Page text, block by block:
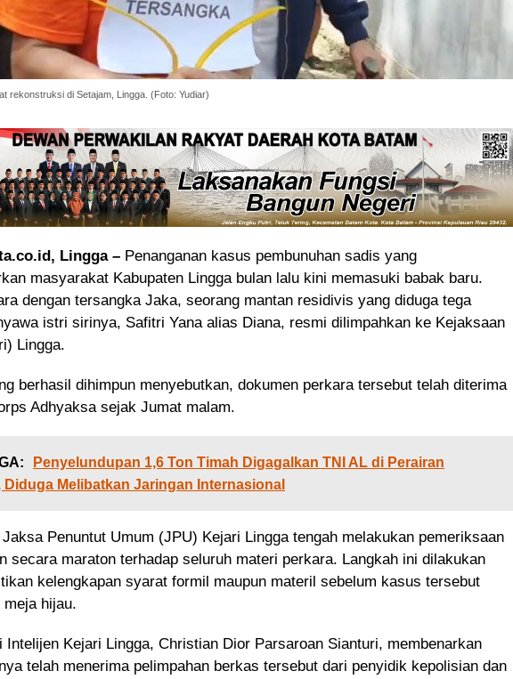
rekonstruksi di Setajam, Lingga. (Foto: Yudiar)
Lingga – Penanganan kasus pembunuhan sadis yang
masyarakat Kabupaten Lingga bulan lalu kini memasuki babak baru.
dengan tersangka Jaka, seorang mantan residivis yang diduga tega
istri sirinya, Safitri Yana alias Diana, resmi dilimpahkan ke Kejaksaan
Lingga.
berhasil dihimpun menyebutkan, dokumen perkara tersebut telah diterima
Adhyaksa sejak Jumat malam.
Penyelundupan 1,6 Ton Timah Digagalkan TNI AL di Perairan
Diduga Melibatkan Jaringan Internasional
Penuntut Umum (JPU) Kejari Lingga tengah melakukan pemeriksaan
secara maraton terhadap seluruh materi perkara. Langkah ini dilakukan
kelengkapan syarat formil maupun materil sebelum kasus tersebut
hijau.
Intelijen Kejari Lingga, Christian Dior Parsaroan Sianturi, membenarkan
telah menerima pelimpahan berkas tersebut dari penyidik kepolisian dan